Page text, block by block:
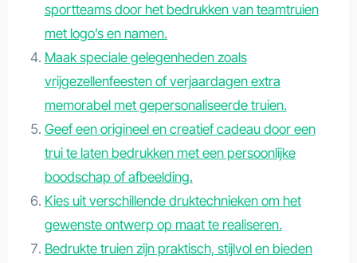
sportteams door het bedrukken van teamtruien
met logo’s en namen.
Maak speciale gelegenheden zoals
vrijgezellenfeesten of verjaardagen extra
memorabel met gepersonaliseerde truien.
Geef een origineel en creatief cadeau door een
trui te laten bedrukken met een persoonlijke
boodschap of afbeelding.
Kies uit verschillende druktechnieken om het
gewenste ontwerp op maat te realiseren.
Bedrukte truien zijn praktisch, stijlvol en bieden